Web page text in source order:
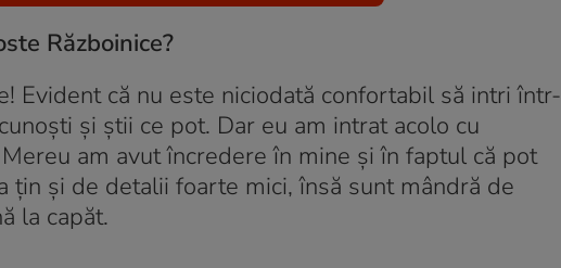
Războinice?
Evident că nu este niciodată confortabil să intri într-
și știi ce pot. Dar eu am intrat acolo cu
am avut încredere în mine și în faptul că pot
și de detalii foarte mici, însă sunt mândră de
la capăt.